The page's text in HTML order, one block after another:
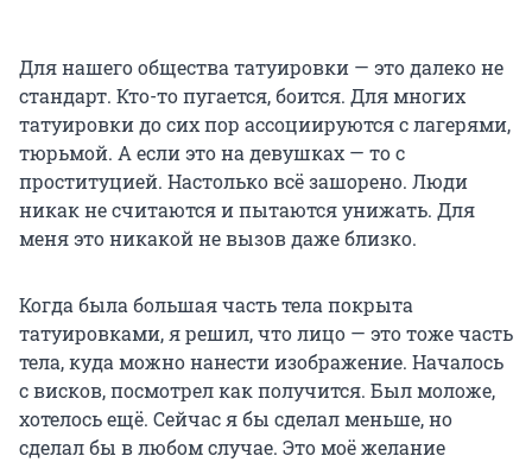
Для нашего общества татуировки — это далеко не
стандарт. Кто-то пугается, боится. Для многих
татуировки до сих пор ассоциируются с лагерями,
тюрьмой. А если это на девушках — то с
проституцией. Настолько всё зашорено. Люди
никак не считаются и пытаются унижать. Для
меня это никакой не вызов даже близко.
Когда была большая часть тела покрыта
татуировками, я решил, что лицо — это тоже часть
тела, куда можно нанести изображение. Началось
с висков, посмотрел как получится. Был моложе,
хотелось ещё. Сейчас я бы сделал меньше, но
сделал бы в любом случае. Это моё желание